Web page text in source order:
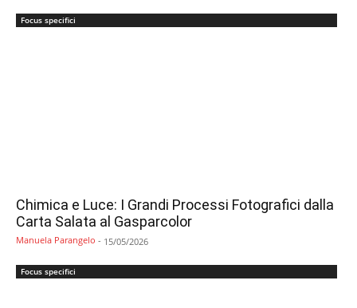
Focus specifici
Chimica e Luce: I Grandi Processi Fotografici dalla
Carta Salata al Gasparcolor
Manuela Parangelo - 15/05/2026
Focus specifici